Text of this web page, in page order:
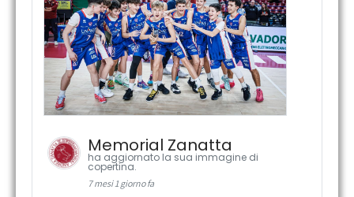
Memorial Zanatta
ha aggiornato la sua immagine di
copertina.
7 mesi 1 giorno fa